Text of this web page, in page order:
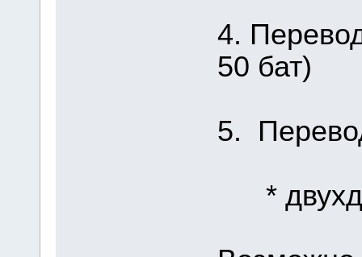
4.
50 бат)
5.
*